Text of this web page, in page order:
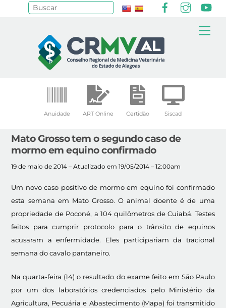
Anuidade ART Online Certidão Siscad
Mato Grosso tem o segundo caso de
mormo em equino confirmado
19 de maio de 2014 – Atualizado em 19/05/2014 – 12:00am
Um novo caso positivo de mormo em equino foi confirmado
esta semana em Mato Grosso. O animal doente é de uma
propriedade de Poconé, a 104 quilômetros de Cuiabá. Testes
feitos para cumprir protocolo para o trânsito de equinos
acusaram a enfermidade. Eles participariam da tracional
semana do cavalo pantaneiro.
Na quarta-feira (14) o resultado do exame feito em São Paulo
por um dos laboratórios credenciados pelo Ministério da
Agricultura, Pecuária e Abastecimento (Mapa) foi transmitido